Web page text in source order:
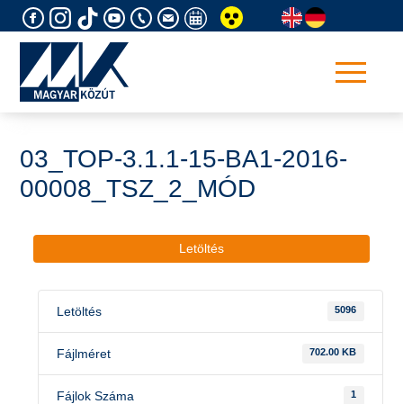
to
03_TOP-3.1.1-15-BA1-2016-
00008_TSZ_2_MÓD
Letöltés
Letöltés 5096
Fájlméret 702.00 KB
Fájlok Száma 1